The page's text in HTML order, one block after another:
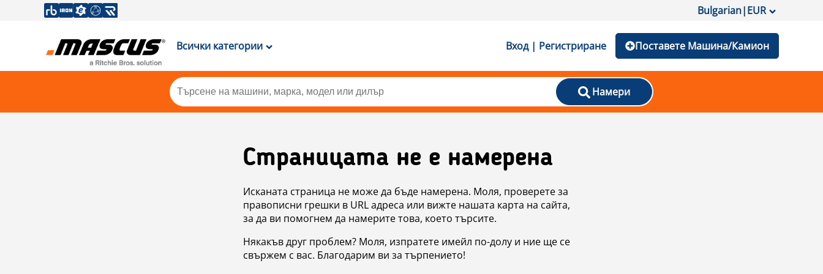
Bulgarian|EUR
Всички категории Вход | Регистриране Поставете Машина/Камион
Намери
Страницата не е намерена
Исканата страница не може да бъде намерена. Моля, проверете за
правописни грешки в URL адреса или вижте нашата карта на сайта,
за да ви помогнем да намерите това, което търсите.
Някакъв друг проблем? Моля, изпратете имейл по-долу и ние ще се
свържем с вас. Благодарим ви за търпението!